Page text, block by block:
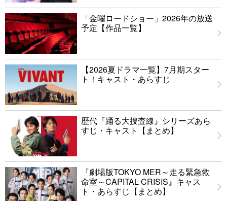
「金曜ロードショー」2026年の放送
予定【作品一覧】
【2026夏ドラマ一覧】7月期スター
ト！キャスト・あらすじ
歴代『踊る大捜査線』シリーズあら
すじ・キャスト【まとめ】
『劇場版TOKYO MER～走る緊急救
命室～CAPITAL CRISIS』キャス
ト・あらすじ【まとめ】